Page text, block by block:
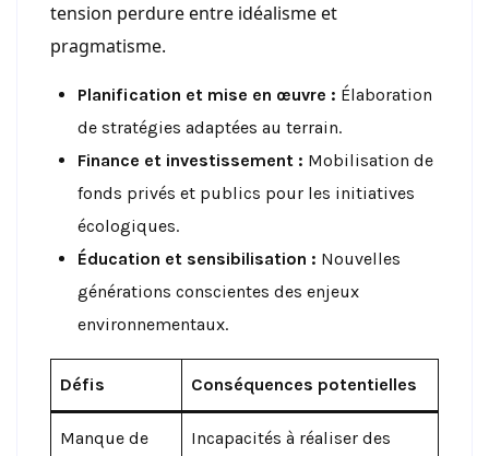
tension perdure entre idéalisme et
pragmatisme.
Planification et mise en œuvre : Élaboration
de stratégies adaptées au terrain.
Finance et investissement : Mobilisation de
fonds privés et publics pour les initiatives
écologiques.
Éducation et sensibilisation : Nouvelles
générations conscientes des enjeux
environnementaux.
Défis Conséquences potentielles
Manque de Incapacités à réaliser des